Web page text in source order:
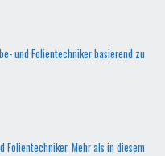
und Folientechniker basierend zu
Folientechniker. Mehr als in diesem